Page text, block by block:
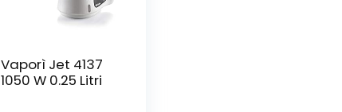
Vaporì Jet 4137
1050 W 0.25 Litri